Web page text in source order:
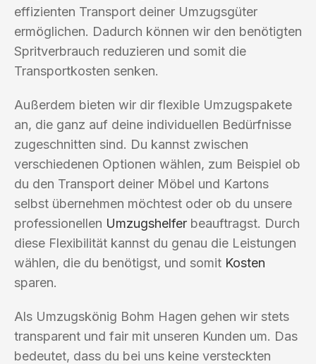
effizienten Transport deiner Umzugsgüter
ermöglichen. Dadurch können wir den benötigten
Spritverbrauch reduzieren und somit die
Transportkosten senken.
Außerdem bieten wir dir flexible Umzugspakete
an, die ganz auf deine individuellen Bedürfnisse
zugeschnitten sind. Du kannst zwischen
verschiedenen Optionen wählen, zum Beispiel ob
du den Transport deiner Möbel und Kartons
selbst übernehmen möchtest oder ob du unsere
professionellen Umzugshelfer beauftragst. Durch
diese Flexibilität kannst du genau die Leistungen
wählen, die du benötigst, und somit Kosten
sparen.
Als Umzugskönig Bohm Hagen gehen wir stets
transparent und fair mit unseren Kunden um. Das
bedeutet, dass du bei uns keine versteckten